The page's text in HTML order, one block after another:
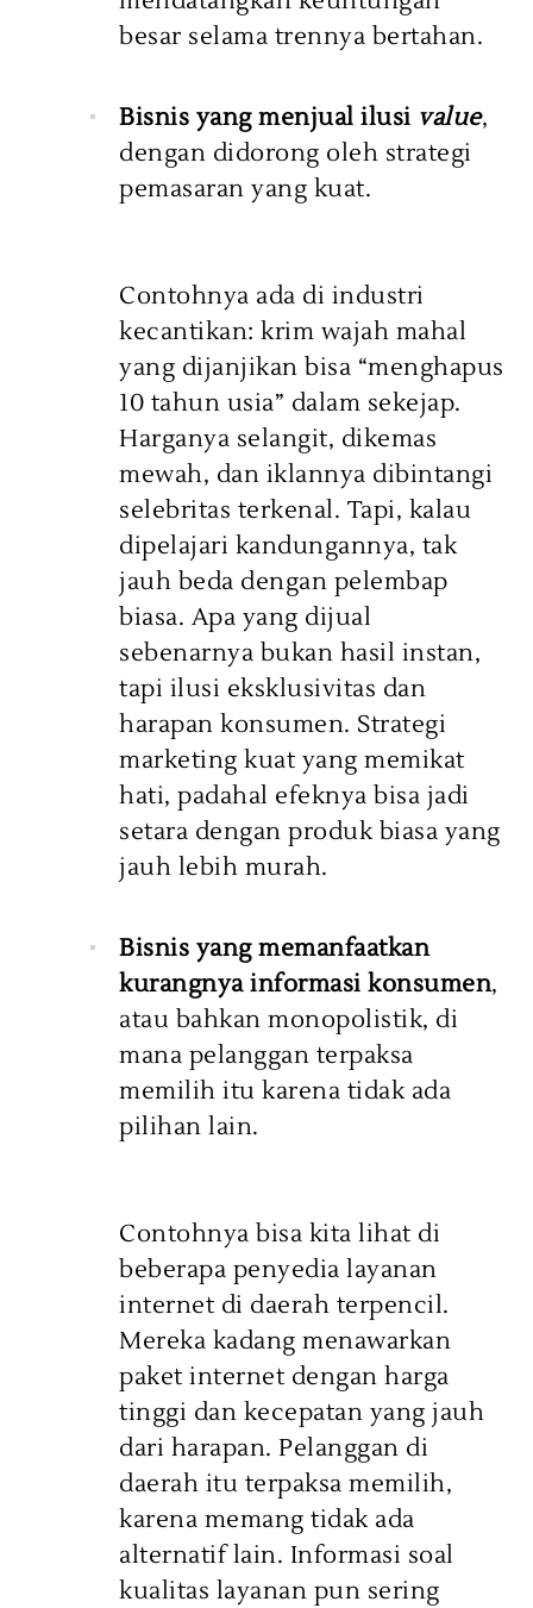
besar selama trennya bertahan.
Bisnis yang menjual ilusi value,
dengan didorong oleh strategi
pemasaran yang kuat.
Contohnya ada di industri
kecantikan: krim wajah mahal
yang dijanjikan bisa “menghapus
10 tahun usia” dalam sekejap.
Harganya selangit, dikemas
mewah, dan iklannya dibintangi
selebritas terkenal. Tapi, kalau
dipelajari kandungannya, tak
jauh beda dengan pelembap
biasa. Apa yang dijual
sebenarnya bukan hasil instan,
tapi ilusi eksklusivitas dan
harapan konsumen. Strategi
marketing kuat yang memikat
hati, padahal efeknya bisa jadi
setara dengan produk biasa yang
jauh lebih murah.
Bisnis yang memanfaatkan
kurangnya informasi konsumen,
atau bahkan monopolistik, di
mana pelanggan terpaksa
memilih itu karena tidak ada
pilihan lain.
Contohnya bisa kita lihat di
beberapa penyedia layanan
internet di daerah terpencil.
Mereka kadang menawarkan
paket internet dengan harga
tinggi dan kecepatan yang jauh
dari harapan. Pelanggan di
daerah itu terpaksa memilih,
karena memang tidak ada
alternatif lain. Informasi soal
kualitas layanan pun sering